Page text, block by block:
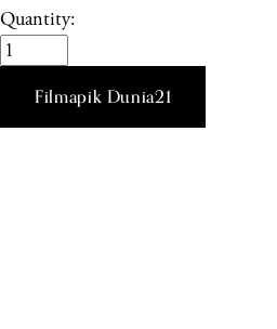
Quantity:
Filmapik Dunia21